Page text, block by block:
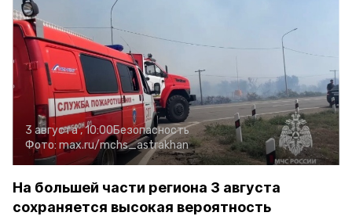
3 августа , 10:00Безопасность
Фото: max.ru/mchs_astrakhan
На большей части региона 3 августа
сохраняется высокая вероятность